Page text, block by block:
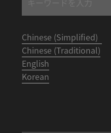
Chinese (Simplified)
Chinese (Traditional)
English
Korean